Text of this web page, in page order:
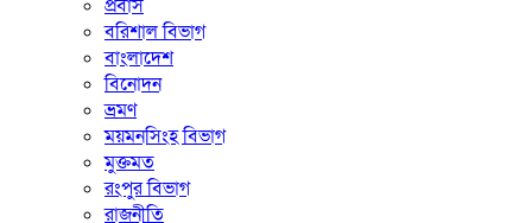
প্রবাস
বরিশাল বিভাগ
বাংলাদেশ
বিনোদন
ভ্রমণ
ময়মনসিংহ বিভাগ
মুক্তমত
রংপুর বিভাগ
রাজনীতি